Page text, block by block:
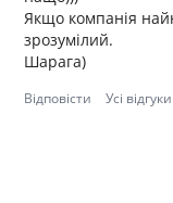
Якщо компанія
зрозумілий.
Шарага)
Відповісти Усі